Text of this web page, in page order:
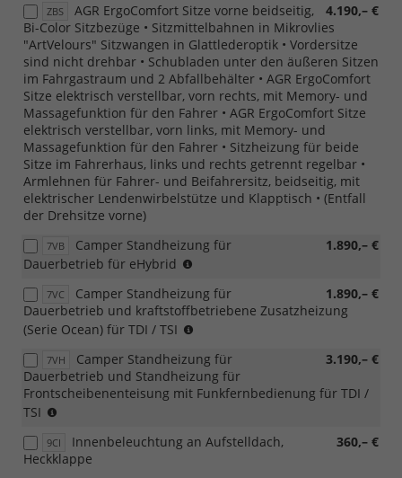
ZBS 4.190,– €
AGR ErgoComfort Sitze vorne beidseitig,
Bi-Color Sitzbezüge • Sitzmittelbahnen in Mikrovlies
"ArtVelours" Sitzwangen in Glattlederoptik • Vordersitze
sind nicht drehbar • Schubladen unter den äußeren Sitzen
im Fahrgastraum und 2 Abfallbehälter • AGR ErgoComfort
Sitze elektrisch verstellbar, vorn rechts, mit Memory- und
Massagefunktion für den Fahrer • AGR ErgoComfort Sitze
elektrisch verstellbar, vorn links, mit Memory- und
Massagefunktion für den Fahrer • Sitzheizung für beide
Sitze im Fahrerhaus, links und rechts getrennt regelbar •
Armlehnen für Fahrer- und Beifahrersitz, beidseitig, mit
elektrischer Lendenwirbelstütze und Klapptisch • (Entfall
der Drehsitze vorne)
7VB 1.890,– €
Camper Standheizung für
Dauerbetrieb für eHybrid
eHybrid
7VC 1.890,– €
Camper Standheizung für
Dauerbetrieb und kraftstoffbetriebene Zusatzheizung
(Serie Ocean) für TDI / TSI
/
TSI,
nicht
7VH 3.190,– €
Camper Standheizung für
Dauerbetrieb und Standheizung für
Frontscheibenenteisung mit Funkfernbedienung für TDI /
TSI
/
TSI,
9CI 360,– €
Innenbeleuchtung an Aufstelldach,
Heckklappe